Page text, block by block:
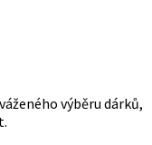
výběru dárků,